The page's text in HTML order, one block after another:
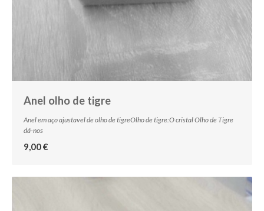
Anel olho de tigre
Anel em aço ajustavel de olho de tigreOlho de tigre:O cristal Olho de Tigre
dá-nos
9,00 €